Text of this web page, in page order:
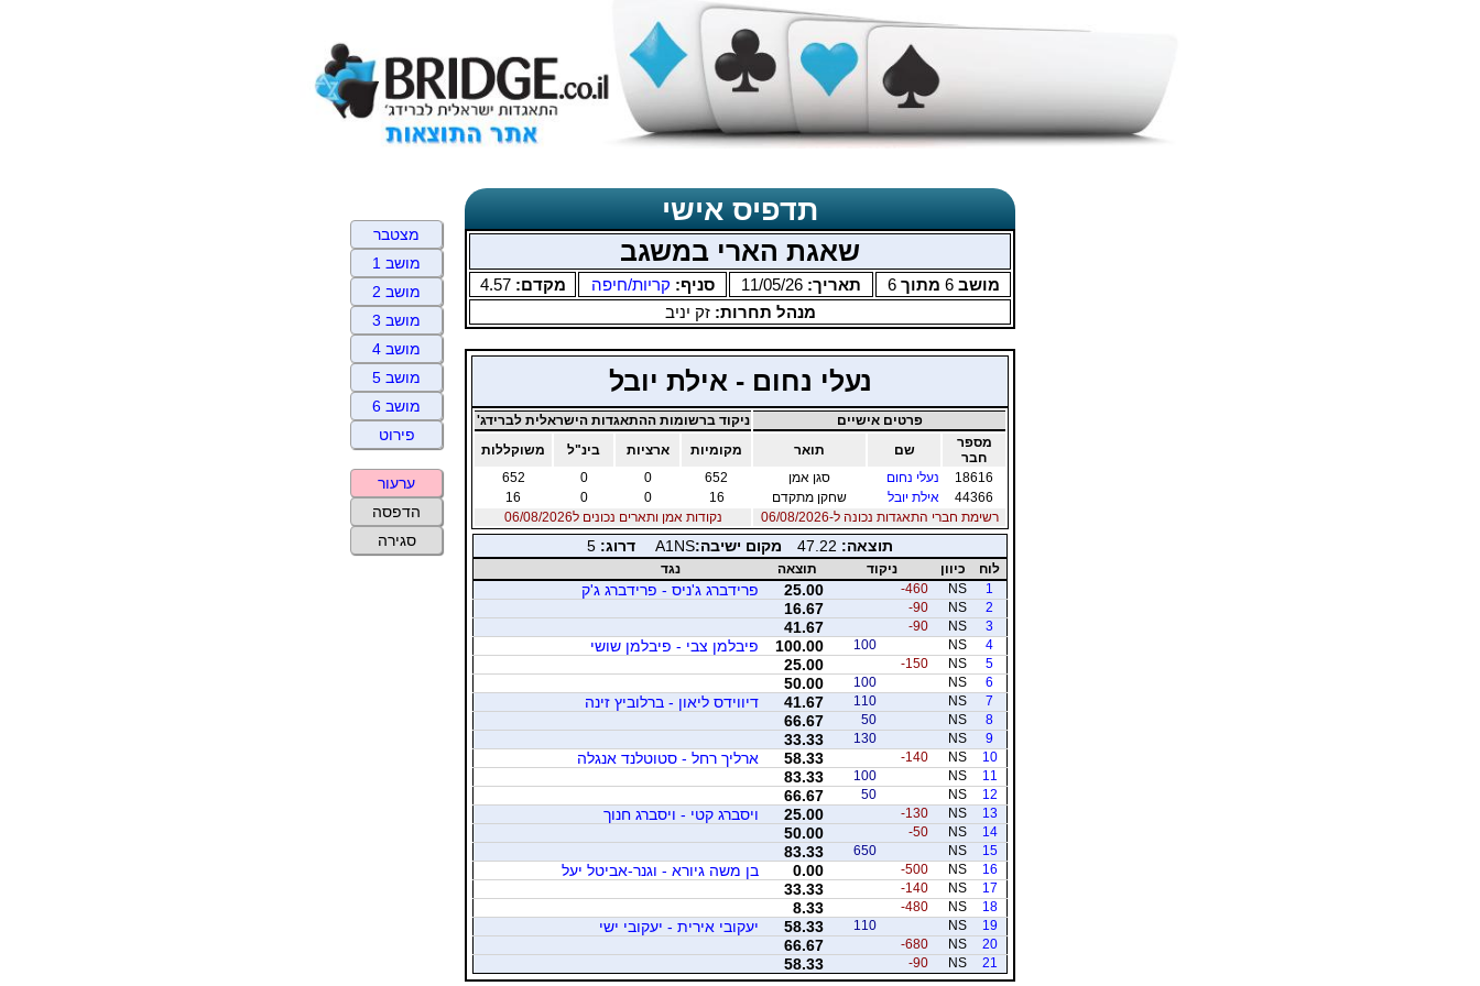
תדפיס אישי
שאגת הארי במשגב
מושב6 מתוך6 תאריך: 11/05/26 סניף: קריות/חיפה מקדם:4.57
מנהל תחרות:זק יניב
נעלי נחום - אילת יובל
פרטים אישיים
ניקוד ברשומות ההתאגדות הישראלית לברידג'
מספר
חבר
שם תואר מקומיות ארציות בינ"ל
משוקללות
18616
נעלי נחום סגן אמן 652
0
0
652
44366
אילת יובל שחקן מתקדם 16
0
0
16
רשימת חברי התאגדות נכונה ל-06/08/2026
נקודות אמן ותארים נכונים ל06/08/2026
תוצאה: 47.22 מקום ישיבה:A1NS דרוג: 5
לוח כיוון ניקוד תוצאה
נגד
1
NS
-460
25.00 פרידברג ג'ניס - פרידברג ג'ק
2
NS
-90
16.67
3
NS
-90
41.67
4
NS
100
100.00 פיבלמן צבי - פיבלמן שושי
5
NS
-150
25.00
6
NS
100
50.00
7
NS
110
41.67 דיווידס ליאון - ברלוביץ זינה
8
NS
50
66.67
9
NS
130
33.33
10
NS
-140
58.33 ארליך רחל - סטוטלנד אנגלה
11
NS
100
83.33
12
NS
50
66.67
13
NS
-130
25.00 ויסברג קטי - ויסברג חנוך
14
NS
-50
50.00
15
NS
650
83.33
16
NS
-500
0.00 בן משה גיורא - וגנר-אביטל יעל
17
NS
-140
33.33
18
NS
-480
8.33
19
NS
110
58.33 יעקובי אירית - יעקובי ישי
20
NS
-680
66.67
21
NS
-90
58.33
מצטבר
מושב 1
מושב 2
מושב 3
מושב 4
מושב 5
מושב 6
פירוט
ערעור
הדפסה
סגירה